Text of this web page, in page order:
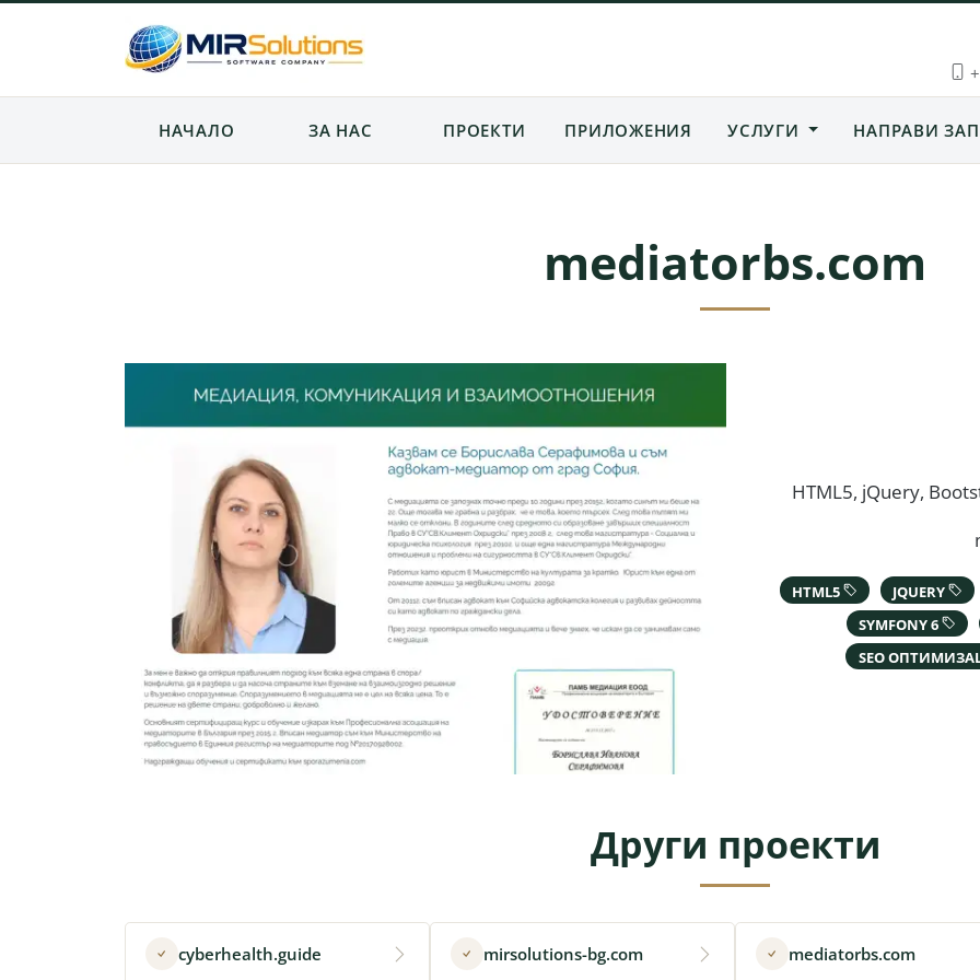
НАЧАЛО ЗА НАС ПРОЕКТИ ПРИЛОЖЕНИЯ УСЛУГИ НАПРАВИ
mediatorbs.com
HTML5, jQuery,
HTML5
JQUERY
SYMFONY 6
SEO
Други проекти
cyberhealth.guide mirsolutions-bg.com mediatorbs.com